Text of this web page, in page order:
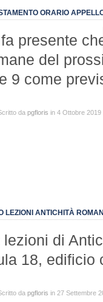
ORARIO
presente
del
9 come
da pgfloris in 4 Ottobre 2019
LEZIONI ANTICHITÀ
lezioni di
18, edificio
da pgfloris in 27 Settembre